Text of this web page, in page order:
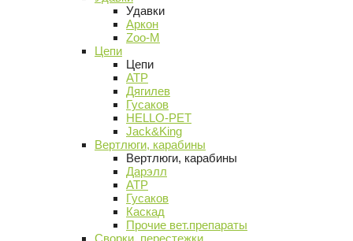
Удавки
Аркон
Zoo-M
Цепи
Цепи
АТР
Дягилев
Гусаков
HELLO-PET
Jack&King
Вертлюги, карабины
Вертлюги, карабины
Дарэлл
АТР
Гусаков
Каскад
Прочие вет.препараты
Сворки, перестежки